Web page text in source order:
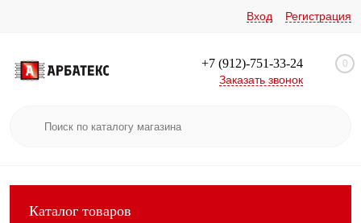
Вход Регистрация
+7 (912)-751-33-24
Заказать звонок
0
Каталог товаров